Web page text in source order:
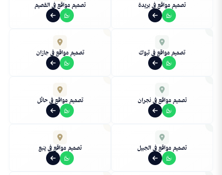
تصميم مواقع في بريدة تصميم مواقع في القصيم
تصميم مواقع في تبوك تصميم مواقع في جازان
تصميم مواقع في نجران تصميم مواقع في حائل
تصميم مواقع في الجبيل تصميم مواقع في ينبع